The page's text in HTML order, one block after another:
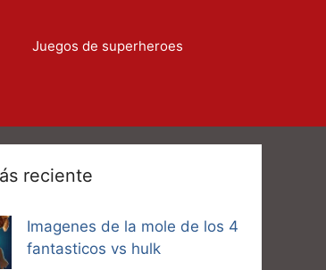
Juegos de superheroes
reciente
Imagenes de la mole de los 4
fantasticos vs hulk